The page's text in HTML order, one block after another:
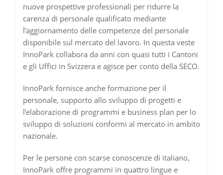
nuove prospettive professionali per ridurre la
carenza di personale qualificato mediante
l’aggiornamento delle competenze del personale
disponibile sul mercato del lavoro. In questa veste
InnoPark collabora da anni con quasi tutti i Cantoni
e gli Uffici in Svizzera e agisce per conto della SECO.
InnoPark fornisce anche formazione per il
personale, supporto allo sviluppo di progetti e
l’elaborazione di programmi e business plan per lo
sviluppo di soluzioni conformi al mercato in ambito
nazionale.
Per le persone con scarse conoscenze di italiano,
InnoPark offre programmi in quattro lingue e